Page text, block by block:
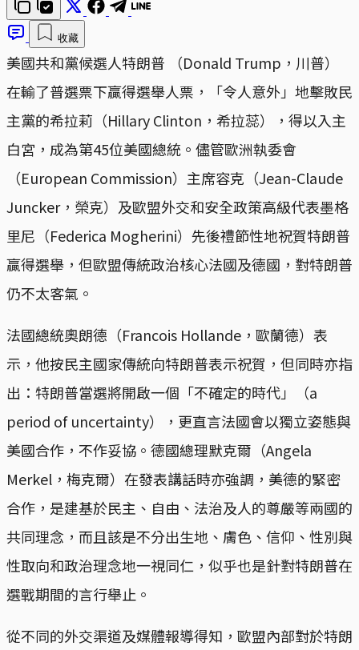
收藏
美國共和黨候選人特朗普 （Donald Trump，川普）
在輸了普選票下贏得選舉人票，「令人意外」地擊敗民
主黨的希拉莉（Hillary Clinton，希拉蕊），得以入主
白宮，成為第45位美國總統。儘管歐洲執委會
（European Commission）主席容克（Jean-Claude
Juncker，榮克）及歐盟外交和安全政策高級代表墨格
里尼（Federica Mogherini）先後禮節性地祝賀特朗普
贏得選舉，但歐盟傳統政治核心法國及德國，對特朗普
仍不太客氣。
法國總統奧朗德（Francois Hollande，歐蘭德）表
示，他按民主國家傳統向特朗普表示祝賀，但同時亦指
出：特朗普當選將開啟一個「不確定的時代」（a
period of uncertainty），更直言法國會以獨立姿態與
美國合作，不作妥協。德國總理默克爾（Angela
Merkel，梅克爾）在發表講話時亦強調，美德的緊密
合作，是建基於民主、自由、法治及人的尊嚴等兩國的
共同理念，而且該是不分出生地、膚色、信仰、性別與
性取向和政治理念地一視同仁，似乎也是針對特朗普在
選戰期間的言行舉止。
從不同的外交渠道及媒體報導得知，歐盟內部對於特朗